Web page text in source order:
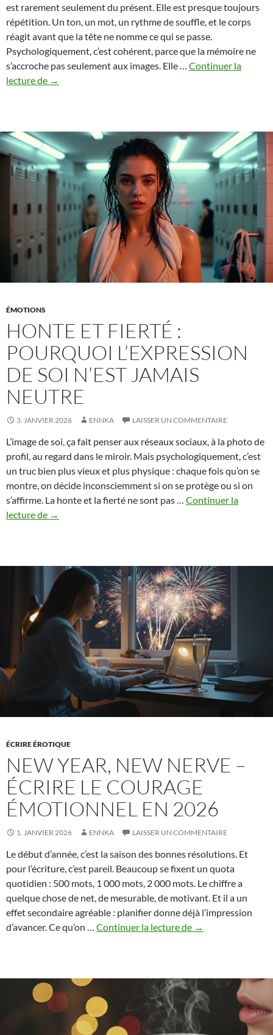
est rarement seulement du présent. Elle est presque toujours
répétition. Un ton, un mot, un rythme de souffle, et le corps
réagit avant que la tête ne nomme ce qui se passe.
Psychologiquement, c’est cohérent, parce que la mémoire ne
s’accroche pas seulement aux images. Elle … Continuer la
lecture de L’écho
Quand
les
sons
deviennent
souvenirs
→
ÉMOTIONS
HONTE ET FIERTÉ :
POURQUOI L’EXPRESSION
DE SOI N’EST JAMAIS
NEUTRE
3. JANVIER 2026 ENNKA LAISSER UN COMMENTAIRE
L’image de soi, ça fait penser aux réseaux sociaux, à la photo de
profil, au regard dans le miroir. Mais psychologiquement, c’est
un truc bien plus vieux et plus physique : chaque fois qu’on se
montre, on décide inconsciemment si on se protège ou si on
s’affirme. La honte et la fierté ne sont pas … Continuer la
lecture de Honte
pourquoi
l’expression
soi
n’est
jamais
neutre
→
ÉCRIRE ÉROTIQUE
NEW YEAR, NEW NERVE –
ÉCRIRE LE COURAGE
ÉMOTIONNEL EN 2026
1. JANVIER 2026 ENNKA LAISSER UN COMMENTAIRE
Le début d’année, c’est la saison des bonnes résolutions. Et
pour l’écriture, c’est pareil. Beaucoup se fixent un quota
quotidien : 500 mots, 1 000 mots, 2 000 mots. Le chiffre a
quelque chose de net, de mesurable, de motivant. Et il a un
effet secondaire agréable : planifier donne déjà l’impression
d’avancer. Ce qu’on … Continuer la lecture de New
–
Écrire
le
courage
→